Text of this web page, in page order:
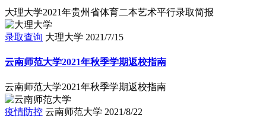
大理大学2021年贵州省体育二本艺术平行录取简报
录取查询 大理大学 2021/7/15
云南师范大学2021年秋季学期返校指南
云南师范大学2021年秋季学期返校指南
疫情防控 云南师范大学 2021/8/22